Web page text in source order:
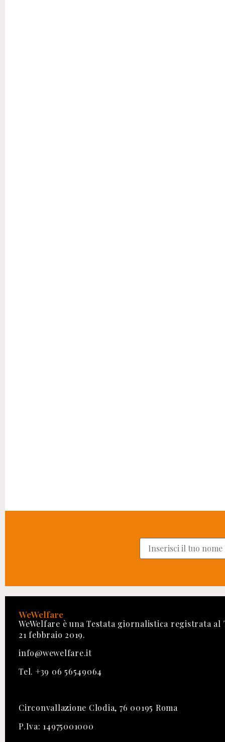
WeWelfare
WeWelfare è una Testata giornalistica registrata al
21 febbraio 2019.
info@wewelfare.it
Tel. +39 06 56549064
Circonvallazione Clodia, 76 00195 Roma
P.Iva: 14975001000